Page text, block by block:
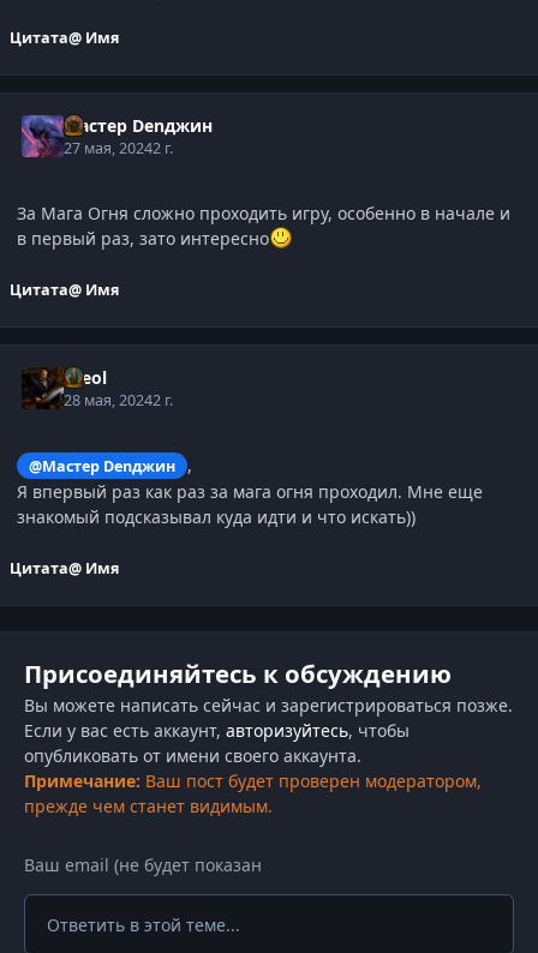
Цитата@ Имя
Мастер Denджин
27 мая, 20242 г.
За Мага Огня сложно проходить игру, особенно в начале и
в первый раз, зато интересно
Цитата@ Имя
Kreol
28 мая, 20242 г.
@Мастер Denджин
,
Я впервый раз как раз за мага огня проходил. Мне еще
знакомый подсказывал куда идти и что искать))
Цитата@ Имя
Присоединяйтесь к обсуждению
Вы можете написать сейчас и зарегистрироваться позже.
Если у вас есть аккаунт, авторизуйтесь, чтобы
опубликовать от имени своего аккаунта.
Примечание: Ваш пост будет проверен модератором,
прежде чем станет видимым.
Ответить в этой теме...